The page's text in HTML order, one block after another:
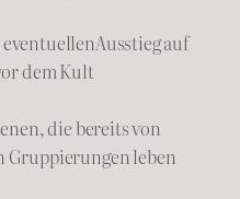
auf
dem Kult
die bereits von
Gruppierungen leben